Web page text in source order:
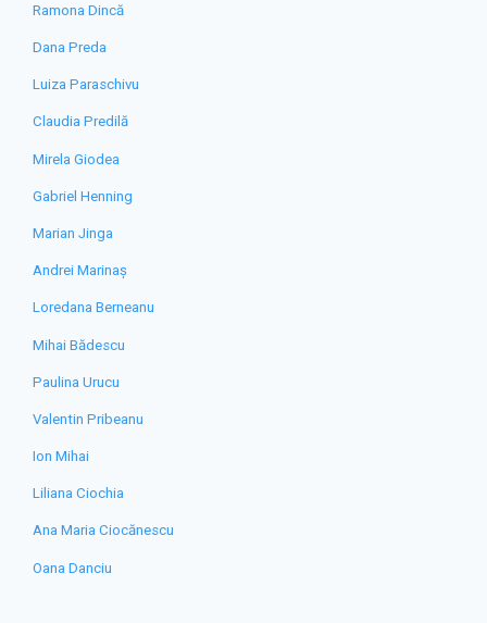
Ramona Dincă
Dana Preda
Luiza Paraschivu
Claudia Predilă
Mirela Giodea
Gabriel Henning
Marian Jinga
Andrei Marinaș
Loredana Berneanu
Mihai Bădescu
Paulina Urucu
Valentin Pribeanu
Ion Mihai
Liliana Ciochia
Ana Maria Ciocănescu
Oana Danciu